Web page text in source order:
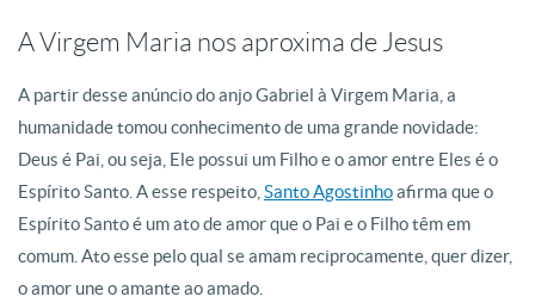
A Virgem Maria nos aproxima de Jesus
A partir desse anúncio do anjo Gabriel à Virgem Maria, a
humanidade tomou conhecimento de uma grande novidade:
Deus é Pai, ou seja, Ele possui um Filho e o amor entre Eles é o
Espírito Santo. A esse respeito, Santo Agostinhoafirma que o
Espírito Santo é um ato de amor que o Pai e o Filho têm em
comum. Ato esse pelo qual se amam reciprocamente, quer dizer,
o amor une o amante ao amado.